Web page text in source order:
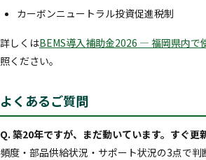
カーボンニュートラル投資促進税制
詳しくはBEMS導入補助金2026 — 福岡県内で
照ください。
よくあるご質問
Q. 築20年ですが、まだ動いています。すぐ更
頻度・部品供給状況・サポート状況の3点で判